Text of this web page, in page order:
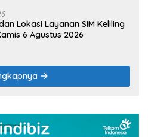
Lokasi Layanan SIM Keliling
6 Agustus 2026